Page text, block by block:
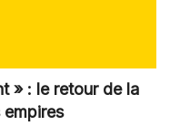
» : le retour de la